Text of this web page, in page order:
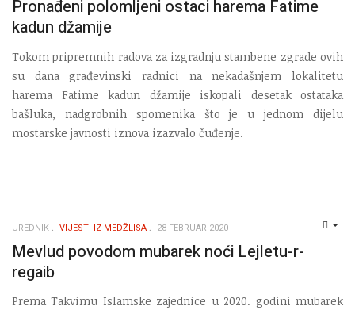
Pronađeni polomljeni ostaci harema Fatime
kadun džamije
Tokom pripremnih radova za izgradnju stambene zgrade ovih
su dana građevinski radnici na nekadašnjem lokalitetu
harema Fatime kadun džamije iskopali desetak ostataka
bašluka, nadgrobnih spomenika što je u jednom dijelu
mostarske javnosti iznova izazvalo čuđenje.
UREDNIK VIJESTI IZ MEDŽLISA 28 FEBRUAR 2020
Mevlud povodom mubarek noći Lejletu-r-
regaib
Prema Takvimu Islamske zajednice u 2020. godini mubarek